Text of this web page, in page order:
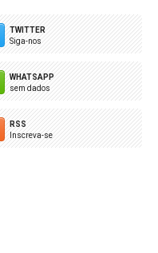
TWITTER
Siga-nos
WHATSAPP
sem dados
RSS
Inscreva-se